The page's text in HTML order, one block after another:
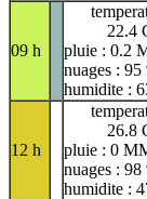
09 h
22.4
pluie : 0.2
nuages : 95
humidite :
12 h
26.8
pluie : 0
nuages : 98
humidite :